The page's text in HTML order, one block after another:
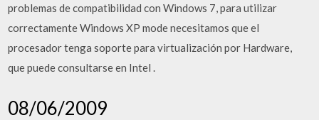
problemas de compatibilidad con Windows 7, para utilizar
correctamente Windows XP mode necesitamos que el
procesador tenga soporte para virtualización por Hardware,
que puede consultarse en Intel .
08/06/2009